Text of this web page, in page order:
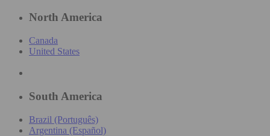
North America
Canada
United States
South America
Brazil (Português)
Argentina (Español)